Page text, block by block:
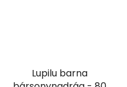
Lupilu barna